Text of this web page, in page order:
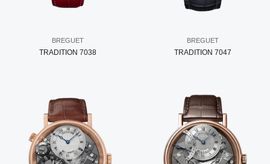
BREGUET
TRADITION 7038
BREGUET
TRADITION 7047